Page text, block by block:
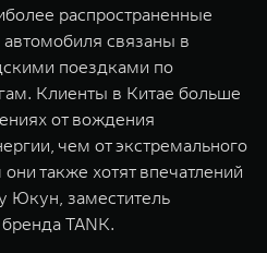
распространенные
связаны в
поездками по
Клиенты в Китае больше
от вождения
чем от экстремального
также хотят впечатлений
Юкун, заместитель
TANK.